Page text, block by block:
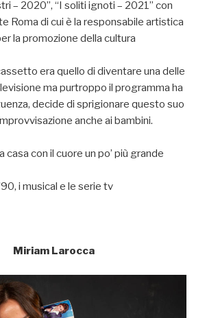
– 2020”, “I soliti ignoti – 2021” con
Roma di cui è la responsabile artistica
la promozione della cultura
era quello di diventare una delle
ma purtroppo il programma ha
decide di sprigionare questo suo
anche ai bambini.
casa con il cuore un po’ più grande
i musical e le serie tv
Miriam Larocca